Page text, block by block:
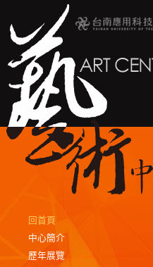
回首頁
中心簡介
歷年展覽